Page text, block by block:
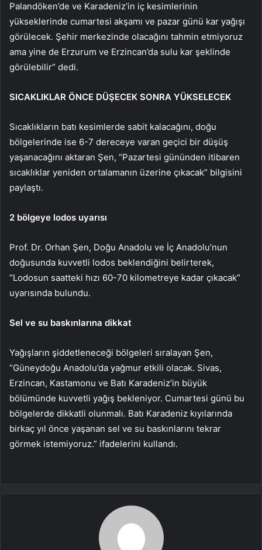
Palandöken’de ve Karadeniz’in iç kesimlerinin
yükseklerinde cumartesi akşamı ve pazar günü kar yağışı
görülecek. Şehir merkezinde olacağını tahmin etmiyoruz
ama yine de Erzurum ve Erzincan’da sulu kar şeklinde
görülebilir” dedi.
SICAKLIKLAR ÖNCE DÜŞECEK SONRA YÜKSELECEK
Sıcaklıkların batı kesimlerde sabit kalacağını, doğu
bölgelerinde ise 6-7 dereceye varan geçici bir düşüş
yaşanacağını aktaran Şen, “Pazartesi gününden itibaren
sıcaklıklar yeniden ortalamanın üzerine çıkacak” bilgisini
paylaştı.
2 bölgeye lodos uyarısı
Prof. Dr. Orhan Şen, Doğu Anadolu ve İç Anadolu’nun
doğusunda kuvvetli lodos beklendiğini belirterek,
“Lodosun saatteki hızı 60-70 kilometreye kadar çıkacak”
uyarısında bulundu.
Sel ve su baskınlarına dikkat
Yağışların şiddetleneceği bölgeleri sıralayan Şen,
“Güneydoğu Anadolu’da yağmur etkili olacak. Sivas,
Erzincan, Kastamonu ve Batı Karadeniz’in büyük
bölümünde kuvvetli yağış bekleniyor. Cumartesi günü bu
bölgelerde dikkatli olunmalı. Batı Karadeniz kıyılarında
birkaç yıl önce yaşanan sel ve su baskınlarını tekrar
görmek istemiyoruz.” ifadelerini kullandı.